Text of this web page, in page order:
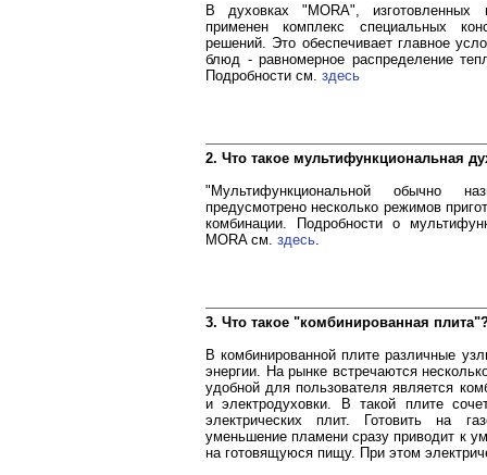
В духовках "MORA", изготовленных
применен комплекс специальных
решений. Это обеспечивает главное
блюд - равномерное распределение
Подробности см. здесь
2. Что такое мультифункциональная
"Мультифункциональной обычно
предусмотрено несколько режимов
комбинации. Подробности о
MORA см. здесь
3. Что такое "комбинированная
В комбинированной плите различные
энергии. На рынке встречаются
удобной для пользователя является
и электродуховки. В такой плите
электрических плит. Готовить на
уменьшение пламени сразу приводит к
на готовящуюся пищу. При этом